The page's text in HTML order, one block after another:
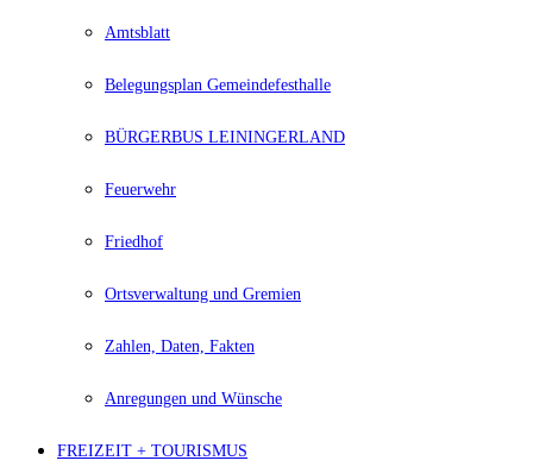
Amtsblatt
Belegungsplan Gemeindefesthalle
BÜRGERBUS LEININGERLAND
Feuerwehr
Friedhof
Ortsverwaltung und Gremien
Zahlen, Daten, Fakten
Anregungen und Wünsche
FREIZEIT + TOURISMUS